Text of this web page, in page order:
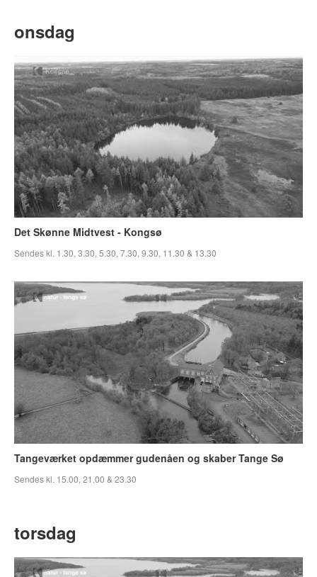
onsdag
Det Skønne Midtvest - Kongsø
Sendes kl. 1.30, 3.30, 5.30, 7.30, 9.30, 11.30 & 13.30
Tangeværket opdæmmer gudenåen og skaber Tange Sø
Sendes kl. 15.00, 21.00 & 23.30
torsdag